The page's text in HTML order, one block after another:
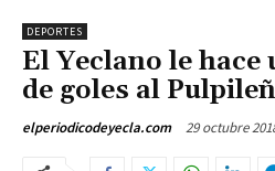
DEPORTES
El Yeclano le hace
de goles al
elperiodicodeyecla.com 29 octubre